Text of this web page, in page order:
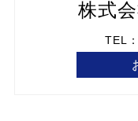
株式
TEL：